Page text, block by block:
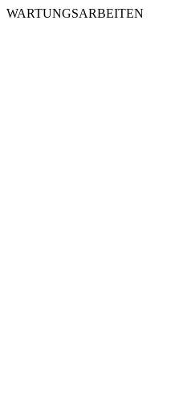
WARTUNGSARBEITEN